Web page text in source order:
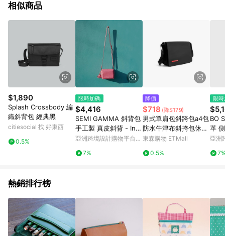
品、票券、訂閱方案、PChome儲值商品、企業專區/企業採購、
值點數、點數/禮物卡 [2025/2/16起適用] - 票券全品項
[2026/6/2起適用] 《5》回饋點數的計算將會排除【訂單活動折
扣 (含折價券折扣)】、【P幣扣抵】、【現金積點扣抵】及【訂單
運費】等金額。 《6》符合LINE POINTS回饋資格之訂單將於商
家訂單頁面標示「LINE回饋」，若無此標示則 不符合回饋LINE
POINTS點數資格亦不得使用點數紅包 。 《7》LINE購物設有
「單一商品最高回饋點數」機制 (特殊活動時開放「回饋無上
限」)，以同一訂單中同一商品不論件數計算，並依訂單成立時間
當下LINE購物所設定的回饋機制為準。 《8》LINE購物為購物資
訊整合性平台，商品資料更新會有時間差，如顯示之商品規格、
顏色、價位、贈品與PChome 24h購物銷售網頁不符，以銷售網
頁標示為準！
相似商品
$1,890
Splash Crossbody 編
織斜背包 經典黑
citiesocial 找 好東西
0.5%
限時加碼
$4,416
SEMI GAMMA 斜背包
手工製 真皮斜背 - Inn
uendo Pink
亞洲跨境設計購物平台
7%
降價
$718 (降$179)
男式單肩包斜跨包a4包
防水牛津布斜挎包休閑
商務男包橫款
東森購物 ETMall
0.5%
限
BO
革
亞洲
熱銷排行榜